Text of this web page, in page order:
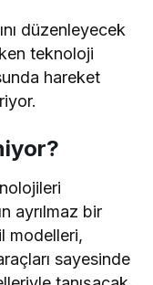
düzenleyecek
teknoloji
hareket
ayrılmaz bir
modelleri,
sayesinde